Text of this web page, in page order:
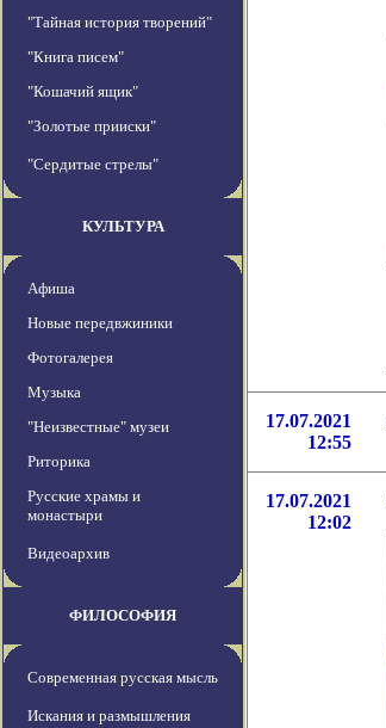
"Тайная история творений"
"Книга писем"
"Кошачий ящик"
"Золотые прииски"
"Сердитые стрелы"
КУЛЬТУРА
Афиша
Новые передвжиники
Фотогалерея
Музыка
"Неизвестные" музеи
Риторика
Русские храмы и
монастыри
Видеоархив
ФИЛОСОФИЯ
Современная русская мысль
Искания и размышления
17.07.2021
12:55
17.07.2021
12:02